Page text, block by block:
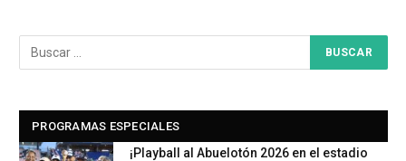
PROGRAMAS ESPECIALES
¡Playball al Abuelotón 2026 en el estadio